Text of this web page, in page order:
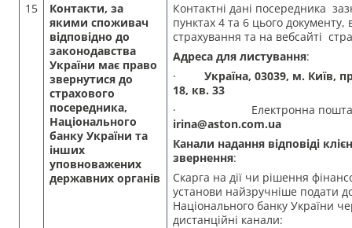
15
Контакти, за
якими споживач
відповідно до
законодавства
України має право
звернутися до
страхового
посередника,
Національного
банку України та
інших
уповноважених
державних органів
Контактні дані посередника
пунктах 4 та 6 цього документу,
страхування та на вебсайті
Адреса для листування:
· Україна, 03039, м. Київ,
18, кв. 33
· Електронна
irina@aston.com.ua
Канали надання відповіді
звернення:
Скарга на дії чи рішення
установи найзручніше подати
Національного банку України
дистанційні канали: